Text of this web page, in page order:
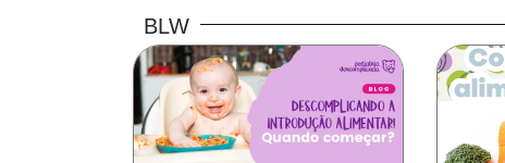
BLW